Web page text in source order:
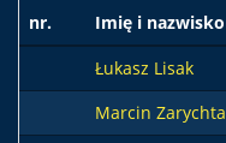
nr. Imię i nazwisko
Łukasz Lisak
Marcin Zarychta